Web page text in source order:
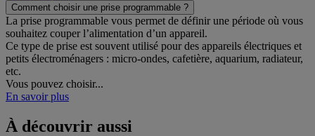
Comment choisir une prise programmable ?
La prise programmable vous permet de définir une période où vous
souhaitez couper l’alimentation d’un appareil.
Ce type de prise est souvent utilisé pour des appareils électriques et
petits électroménagers : micro-ondes, cafetière, aquarium, radiateur,
etc.
Vous pouvez choisir...
En savoir plus
À découvrir aussi